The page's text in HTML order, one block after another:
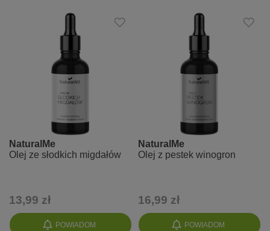
POWIADOM
NaturalMe
Olej ze słodkich migdałów
13,99 zł
POWIADOM
NaturalMe
Olej z pestek winogron
16,99 zł